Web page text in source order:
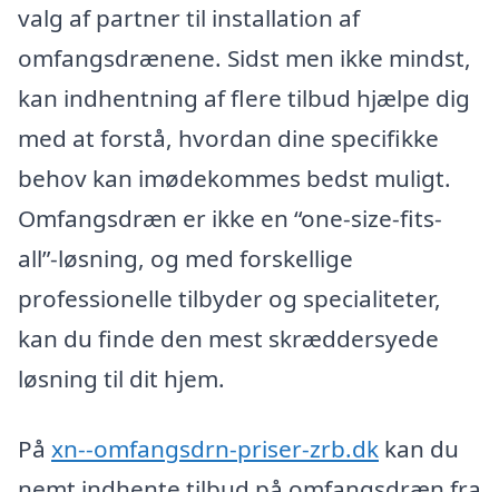
valg af partner til installation af
omfangsdrænene. Sidst men ikke mindst,
kan indhentning af flere tilbud hjælpe dig
med at forstå, hvordan dine specifikke
behov kan imødekommes bedst muligt.
Omfangsdræn er ikke en “one-size-fits-
all”-løsning, og med forskellige
professionelle tilbyder og specialiteter,
kan du finde den mest skræddersyede
løsning til dit hjem.
På xn--omfangsdrn-priser-zrb.dk kan du